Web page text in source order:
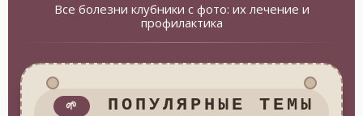
Все болезни клубники с фото: их лечение и
профилактика
🌱 ПОПУЛЯРНЫЕ ТЕМЫ